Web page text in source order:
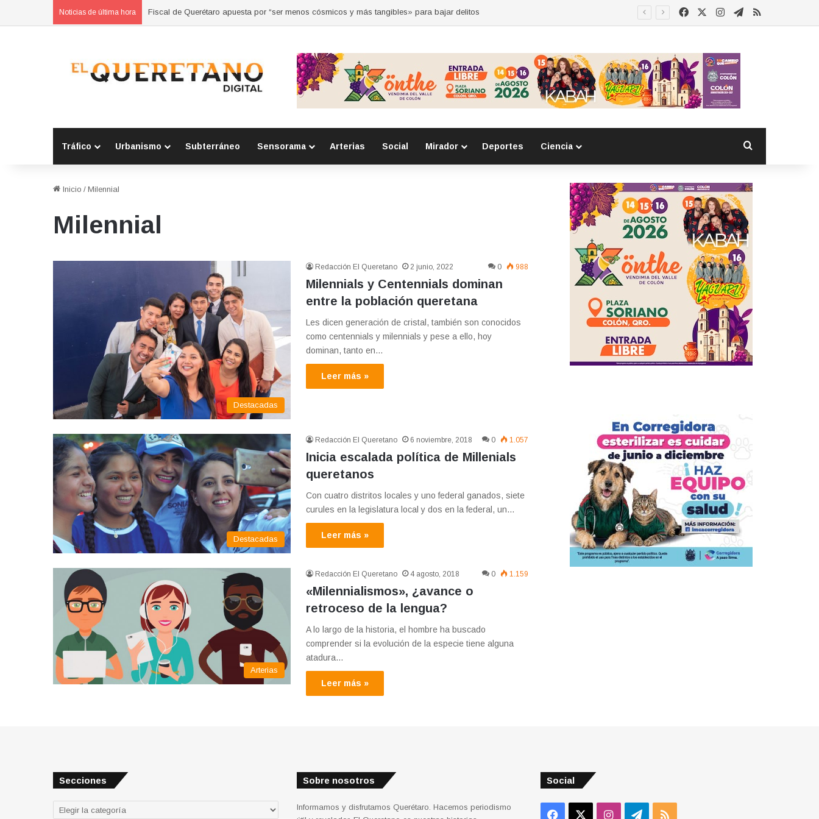
Noticias de última hora Fiscal de Querétaro apuesta por “ser menos cósmicos y más tangibles» para bajar delitos FacebookInstagram
Telegram
RSS
Tráfico Urbanismo Subterráneo Sensorama Arterias Social Mirador Deportes Ciencia
Inicio / Milennial
Milennial
Destacadas
Redacción El Queretano 2 junio, 2022 0 988
Milennials y Centennials dominan
entre la población queretana
Les dicen generación de cristal, también son conocidos
como centennials y milennials y pese a ello, hoy
dominan, tanto en…
Leer más »
Destacadas
Redacción El Queretano 6 noviembre, 2018 0 1.057
Inicia escalada política de Millenials
queretanos
Con cuatro distritos locales y uno federal ganados, siete
curules en la legislatura local y dos en la federal, un…
Leer más »
Arterias
Redacción El Queretano 4 agosto, 2018 0 1.159
«Milennialismos», ¿avance o
retroceso de la lengua?
A lo largo de la historia, el hombre ha buscado
comprender si la evolución de la especie tiene alguna
atadura…
Leer más »
Secciones
Secciones
Sobre nosotros
Informamos y disfrutamos Querétaro. Hacemos periodismo
Social
Facebook InstagramTelegram
RSS